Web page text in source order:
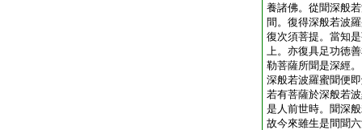
養諸佛。從聞深般
間。復得深般若波
復次須菩提。當知
上。亦復具足功徳
勒菩薩所聞是深經
深般若波羅蜜聞便
若有菩薩於深般若
是人前世時。聞深
故今來雖生是間聞